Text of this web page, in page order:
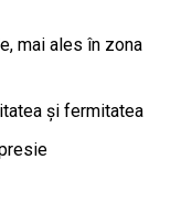
mai ales în zona
și fermitatea